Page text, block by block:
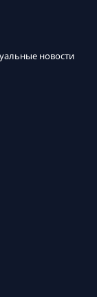
новости